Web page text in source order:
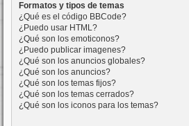
Formatos y tipos de temas
¿Qué es el código BBCode?
¿Puedo usar HTML?
¿Qué son los emoticonos?
¿Puedo publicar imagenes?
¿Qué son los anuncios globales?
¿Qué son los anuncios?
¿Qué son los temas fijos?
¿Qué son los temas cerrados?
¿Qué son los iconos para los temas?